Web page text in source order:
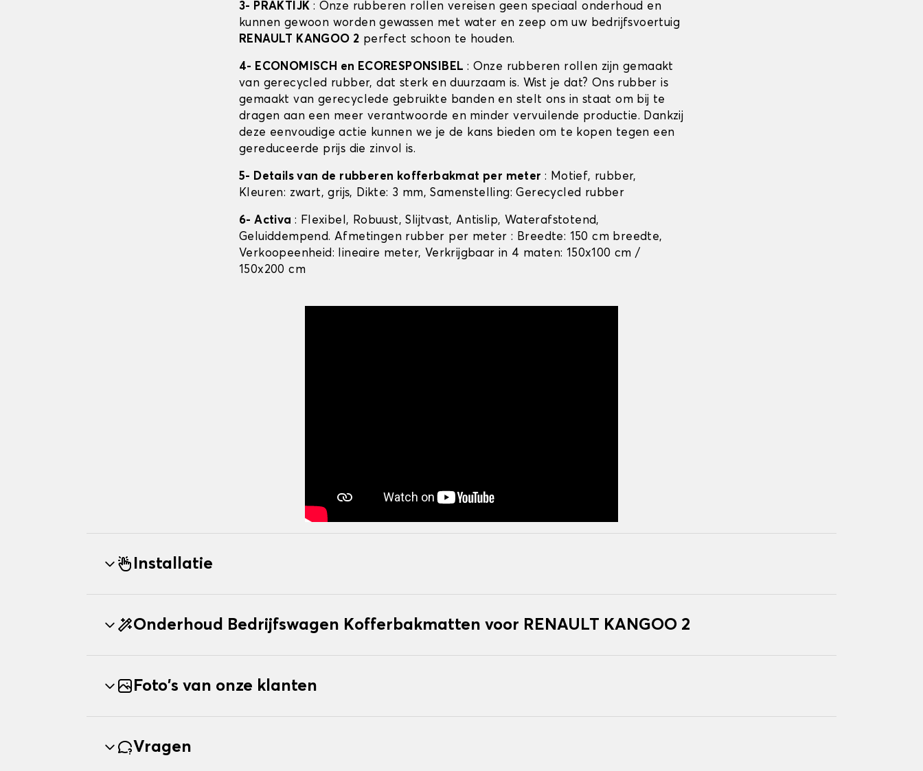
3- PRAKTIJK : Onze rubberen rollen vereisen geen speciaal onderhoud en
kunnen gewoon worden gewassen met water en zeep om uw bedrijfsvoertuig
RENAULT KANGOO 2 perfect schoon te houden.
4- ECONOMISCH en ECORESPONSIBEL : Onze rubberen rollen zijn gemaakt
van gerecycled rubber, dat sterk en duurzaam is. Wist je dat? Ons rubber is
gemaakt van gerecyclede gebruikte banden en stelt ons in staat om bij te
dragen aan een meer verantwoorde en minder vervuilende productie. Dankzij
deze eenvoudige actie kunnen we je de kans bieden om te kopen tegen een
gereduceerde prijs die zinvol is.
5- Details van de rubberen kofferbakmat per meter : Motief, rubber,
Kleuren: zwart, grijs, Dikte: 3 mm, Samenstelling: Gerecycled rubber
6- Activa : Flexibel, Robuust, Slijtvast, Antislip, Waterafstotend,
Geluiddempend. Afmetingen rubber per meter : Breedte: 150 cm breedte,
Verkoopeenheid: lineaire meter, Verkrijgbaar in 4 maten: 150x100 cm /
150x200 cm
Installatie
Onderhoud Bedrijfswagen Kofferbakmatten voor RENAULT KANGOO 2
Foto's van onze klanten
Vragen